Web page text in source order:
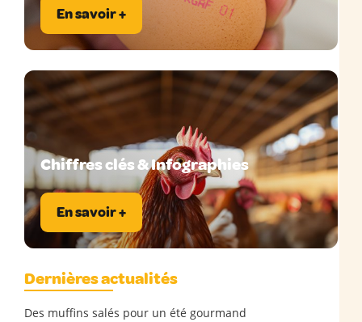
En savoir +
Chiffres clés & Infographies
En savoir +
Dernières actualités
Des muffins salés pour un été gourmand